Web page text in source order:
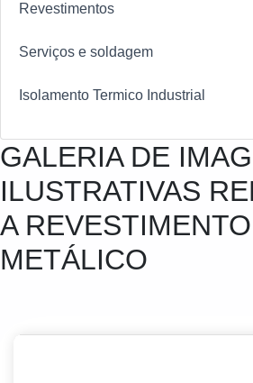
Revestimentos
Serviços e soldagem
Isolamento Termico Industrial
GALERIA DE
ILUSTRATIVAS
A REVESTIMENTO
METÁLICO